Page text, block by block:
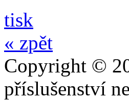
tisk
« zpět
Copyright ©
příslušenství